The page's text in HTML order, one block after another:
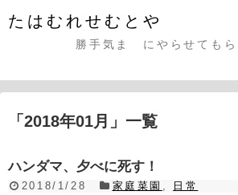
たはむれせむとや
勝手気まゝにやらせてもら
「 2018年01月 」 一覧
ハンダマ、夕べに死す！
2018/1/28 家庭菜園
日常